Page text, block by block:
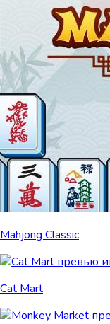
Mahjong Classic
Cat Mart